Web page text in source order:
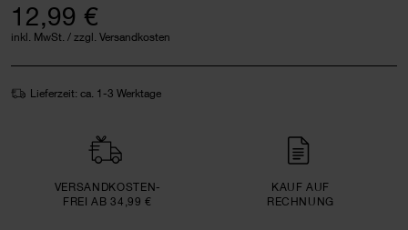
12,99 €
inkl. MwSt. / zzgl. Versandkosten
Lieferzeit: ca. 1-3 Werktage
VERSAND­KOSTEN­
FREI AB 34,99 €
KAUF AUF
RECHNUNG